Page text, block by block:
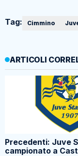
Tag: Cimmino
ARTICOLI
Precedenti: Juve
campionato a